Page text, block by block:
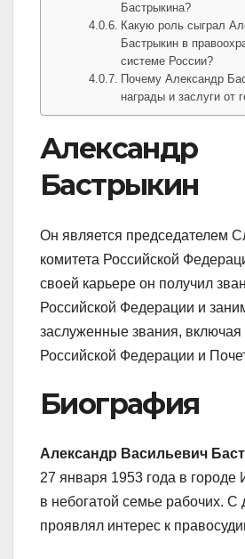
Бастрыкина?
Какую роль сыграл
Бастрыкин в
системе России?
Почему Александр
награды и заслуги от
Александр
Бастрыкин
Он является председателем
комитета Российской
своей карьере он получил
Российской Федерации и
заслуженные звания,
Российской Федерации и
Биография
Александр Васильевич
27 января 1953 года в
в небогатой семье рабочих. С
проявлял интерес к